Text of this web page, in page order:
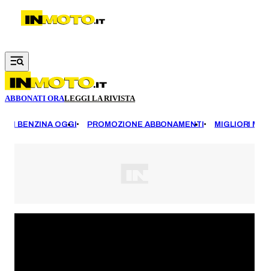
Vai al contenuto principale
ABBONATI ORALEGGI LA RIVISTA
BENZINA OGGI PROMOZIONE ABBONAMENTI MIGLIORI